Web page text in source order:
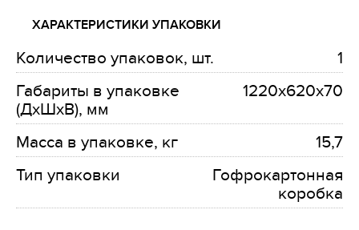
ХАРАКТЕРИСТИКИ УПАКОВКИ
Количество упаковок, шт.
1
Габариты в упаковке
(ДхШхВ), мм
1220х620х70
Масса в упаковке, кг
15,7
Тип упаковки
Гофрокартонная
коробка